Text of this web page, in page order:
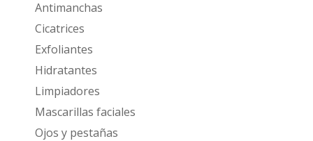
Antimanchas
Cicatrices
Exfoliantes
Hidratantes
Limpiadores
Mascarillas faciales
Ojos y pestañas